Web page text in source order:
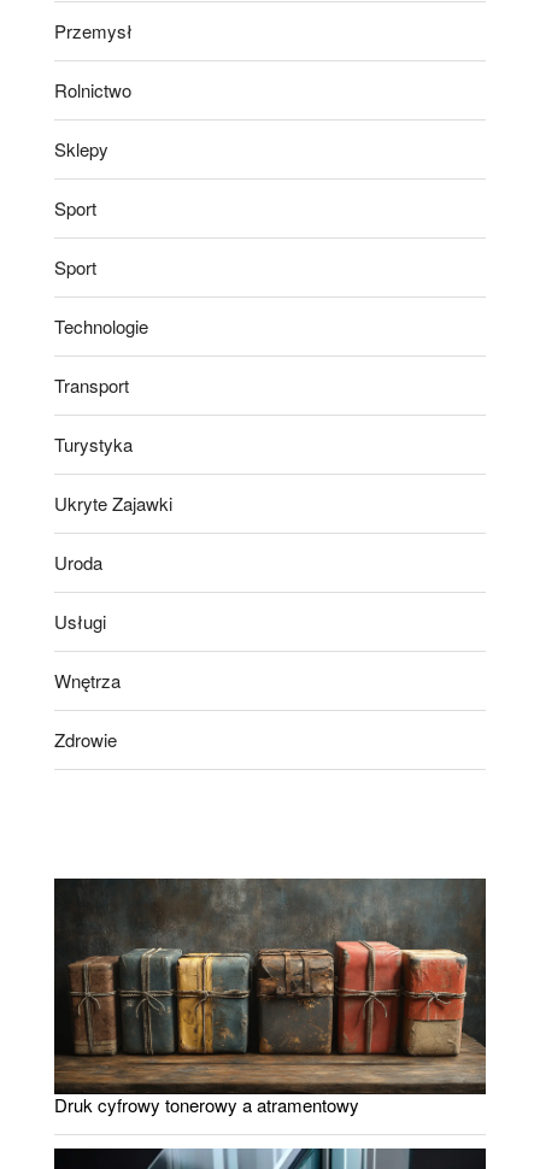
Przemysł
Rolnictwo
Sklepy
Sport
Sport
Technologie
Transport
Turystyka
Ukryte Zajawki
Uroda
Usługi
Wnętrza
Zdrowie
Druk cyfrowy tonerowy a atramentowy